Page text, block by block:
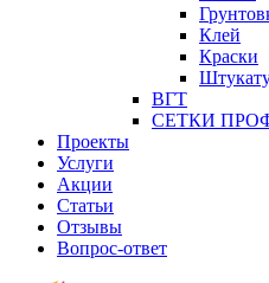
Клей
Краски
ВГТ
СЕТКИ
Проекты
Услуги
Акции
Статьи
Отзывы
Вопрос-ответ